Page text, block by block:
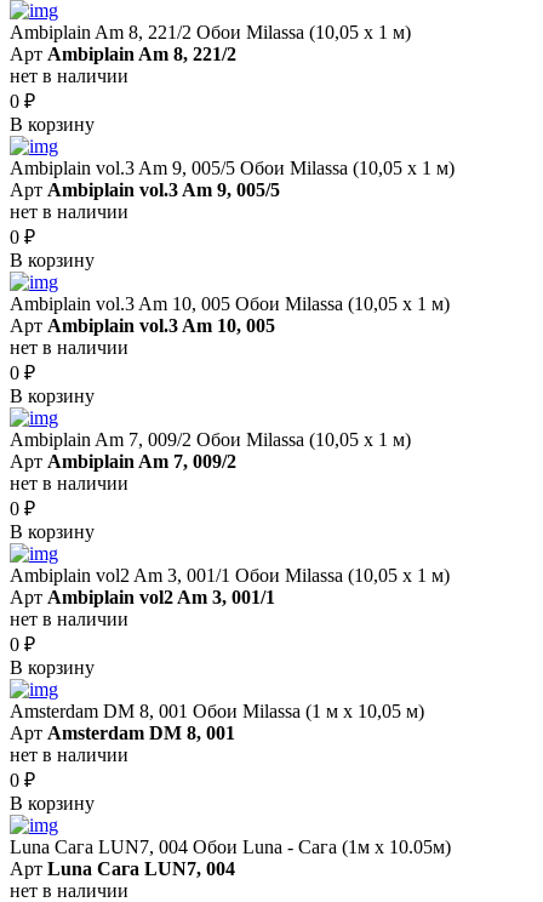
Ambiplain Am 8, 221/2 Обои Milassa (10,05 х 1 м)
Арт Ambiplain Am 8, 221/2
нет в наличии
0 ₽
В корзину
Ambiplain vol.3 Am 9, 005/5 Обои Milassa (10,05 х 1 м)
Арт Ambiplain vol.3 Am 9, 005/5
нет в наличии
0 ₽
В корзину
Ambiplain vol.3 Am 10, 005 Обои Milassa (10,05 х 1 м)
Арт Ambiplain vol.3 Am 10, 005
нет в наличии
0 ₽
В корзину
Ambiplain Am 7, 009/2 Обои Milassa (10,05 х 1 м)
Арт Ambiplain Am 7, 009/2
нет в наличии
0 ₽
В корзину
Ambiplain vol2 Am 3, 001/1 Обои Milassa (10,05 х 1 м)
Арт Ambiplain vol2 Am 3, 001/1
нет в наличии
0 ₽
В корзину
Amsterdam DM 8, 001 Обои Milassa (1 м х 10,05 м)
Арт Amsterdam DM 8, 001
нет в наличии
0 ₽
В корзину
Luna Сага LUN7, 004 Обои Luna - Сага (1м х 10.05м)
Арт Luna Сага LUN7, 004
нет в наличии